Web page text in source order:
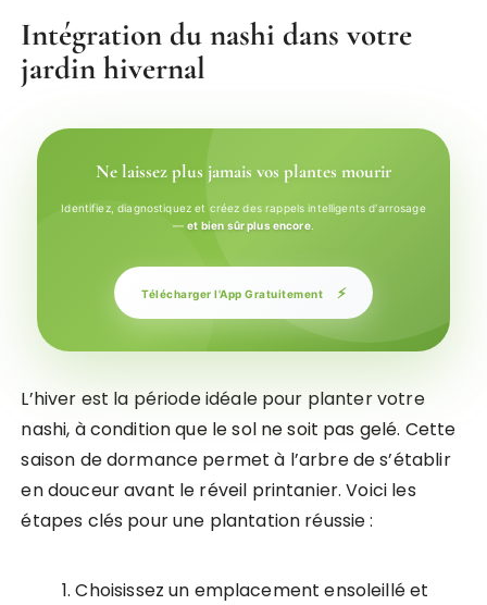
Intégration du nashi dans votre
jardin hivernal
Ne laissez plus jamais vos plantes mourir
Identifiez, diagnostiquez et créez des rappels intelligents d'arrosage
—et bien sûr plus encore.
Télécharger l'App Gratuitement ⚡
L’hiver est la période idéale pour planter votre
nashi, à condition que le sol ne soit pas gelé. Cette
saison de dormance permet à l’arbre de s’établir
en douceur avant le réveil printanier. Voici les
étapes clés pour une plantation réussie :
Choisissez un emplacement ensoleillé et